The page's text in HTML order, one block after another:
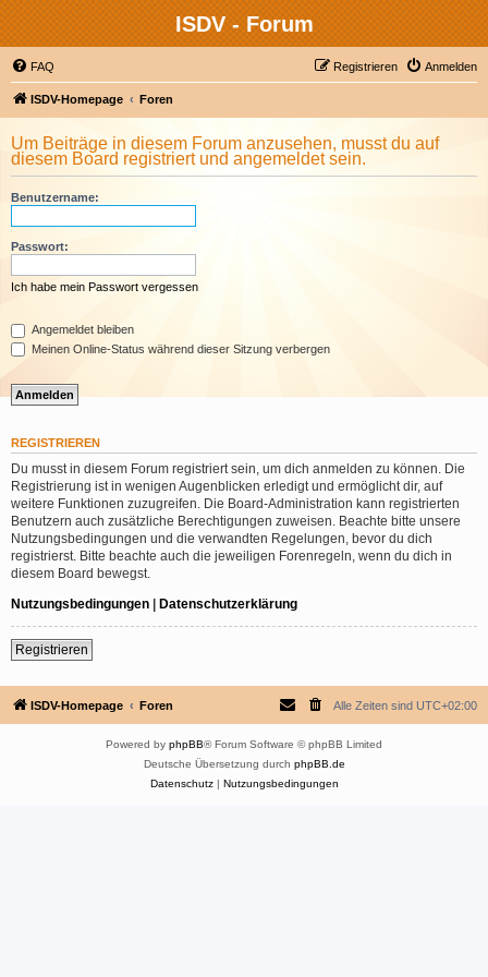
ISDV - Forum
FAQ Anmelden
Registrieren
ISDV-Homepage Foren
Um Beiträge in diesem Forum anzusehen, musst du auf
diesem Board registriert und angemeldet sein.
Benutzername:
Passwort:
Ich habe mein Passwort vergessen
Angemeldet bleiben
Meinen Online-Status während dieser Sitzung verbergen
REGISTRIEREN
Du musst in diesem Forum registriert sein, um dich anmelden zu können. Die
Registrierung ist in wenigen Augenblicken erledigt und ermöglicht dir, auf
weitere Funktionen zuzugreifen. Die Board-Administration kann registrierten
Benutzern auch zusätzliche Berechtigungen zuweisen. Beachte bitte unsere
Nutzungsbedingungen und die verwandten Regelungen, bevor du dich
registrierst. Bitte beachte auch die jeweiligen Forenregeln, wenn du dich in
diesem Board bewegst.
Nutzungsbedingungen | Datenschutzerklärung
Registrieren
ISDV-Homepage Foren Alle Zeiten sind UTC+02:00
Powered by phpBB® Forum Software © phpBB Limited
Deutsche Übersetzung durch phpBB.de
Datenschutz| Nutzungsbedingungen